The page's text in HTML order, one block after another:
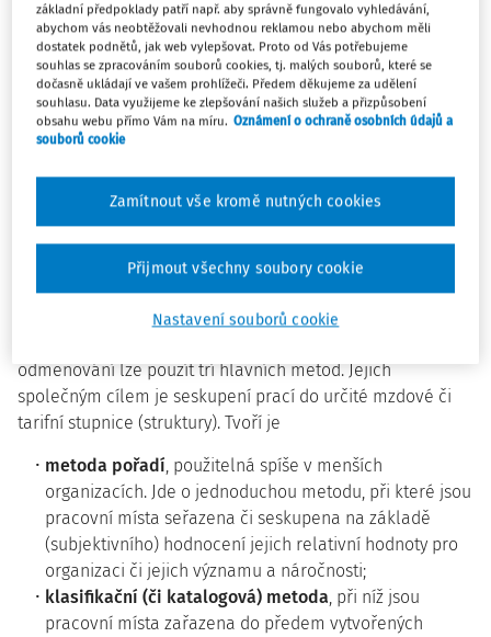
K důležitým přednostem tarifního odměňování založeného
na hodnocení prací patří na druhé straně to, že stanovení
relativní hodnoty prací je možné a často i vhodné opřít o
konsensus pracovníků z různých částí či úseků organizace.
Nejvhodnější cestou k jeho dosažení je vytvoření
projektového týmu sestávajícího se ze zástupců různých
oddělení, který relativní hodnoty prací vytvoří pod
metodickým vedením personálního specialisty nebo
vnějšího poradce. Použít k tomu může některou z metod
uvedených v následujícím odstavci.
Tři hlavní metody hodnocení prací
odměňování lze použít tří hlavních metod. Jejich
společným cílem je seskupení prací do určité mzdové či
tarifní stupnice (struktury). Tvoří je
metoda pořadí, použitelná spíše v menších
organizacích. Jde o jednoduchou metodu, při které jsou
pracovní místa seřazena či seskupena na základě
(subjektivního) hodnocení jejich relativní hodnoty pro
organizaci či jejich významu a náročnosti;
klasifikační (či katalogová) metoda, při níž jsou
pracovní místa zařazena do předem vytvořených
základní předpoklady patří např. aby správně fungovalo vyhledávání,
abychom vás neobtěžovali nevhodnou reklamou nebo abychom měli
dostatek podnětů, jak web vylepšovat. Proto od Vás potřebujeme
souhlas se zpracováním souborů cookies, tj. malých souborů, které se
dočasně ukládají ve vašem prohlížeči. Předem děkujeme za udělení
souhlasu. Data využijeme ke zlepšování našich služeb a přizpůsobení
obsahu webu přímo Vám na míru. Oznámení o ochraně osobních údajů a
souborů cookie
Nastavení souborů cookie
Zamítnout vše kromě nutných cookies
Přijmout všechny soubory cookie